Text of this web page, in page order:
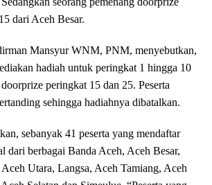
dari Aceh Besar.
Mansyur WNM, PNM, menyebutkan,
hadiah untuk peringkat 1 hingga 10
peringkat 15 dan 25. Peserta
sehingga hadiahnya dibatalkan.
sebanyak 41 peserta yang mendaftar
dari berbagai Banda Aceh, Aceh Besar,
Utara, Langsa, Aceh Tamiang, Aceh